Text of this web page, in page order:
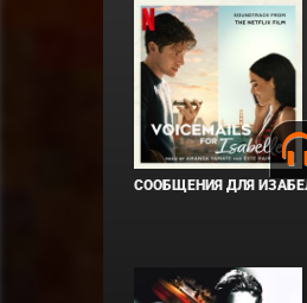
СООБЩЕНИЯ ДЛЯ